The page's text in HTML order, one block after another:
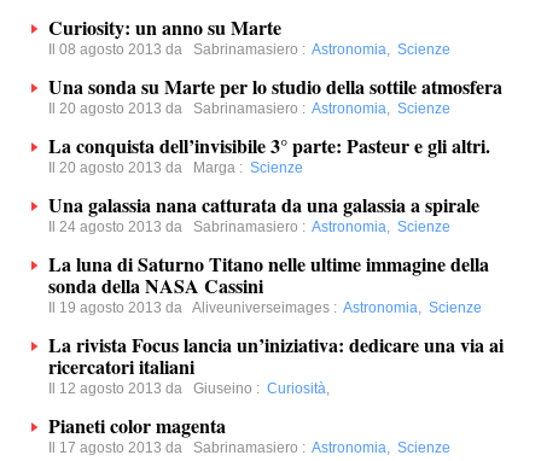
Curiosity: un anno su Marte
Il 08 agosto 2013 da Sabrinamasiero : Astronomia, Scienze
Una sonda su Marte per lo studio della sottile atmosfera
Il 20 agosto 2013 da Sabrinamasiero : Astronomia, Scienze
La conquista dell’invisibile 3° parte: Pasteur e gli altri.
Il 20 agosto 2013 da Marga : Scienze
Una galassia nana catturata da una galassia a spirale
Il 24 agosto 2013 da Sabrinamasiero : Astronomia, Scienze
La luna di Saturno Titano nelle ultime immagine della
sonda della NASA Cassini
Il 19 agosto 2013 da Aliveuniverseimages : Astronomia, Scienze
La rivista Focus lancia un’iniziativa: dedicare una via ai
ricercatori italiani
Il 12 agosto 2013 da Giuseino : Curiosità,
Pianeti color magenta
Il 17 agosto 2013 da Sabrinamasiero : Astronomia, Scienze